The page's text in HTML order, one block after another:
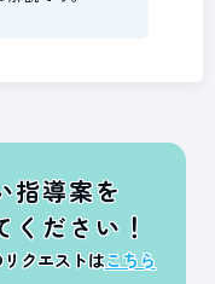
指導案を
ください！
クエストはこちら